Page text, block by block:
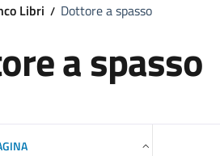
Libri Dottore a spasso
a spasso